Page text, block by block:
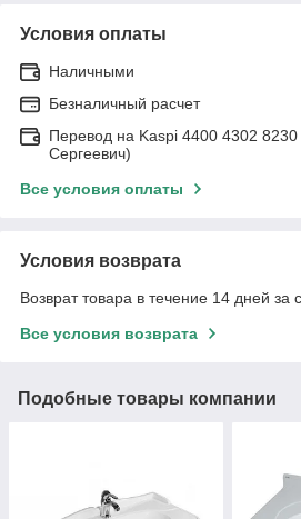
Условия оплаты
Наличными
Безналичный расчет
Перевод на Kaspi 4400 4302
Сергеевич)
Все условия оплаты
Условия возврата
Возврат товара в течение 14 дней за
Все условия возврата
Подобные товары компании